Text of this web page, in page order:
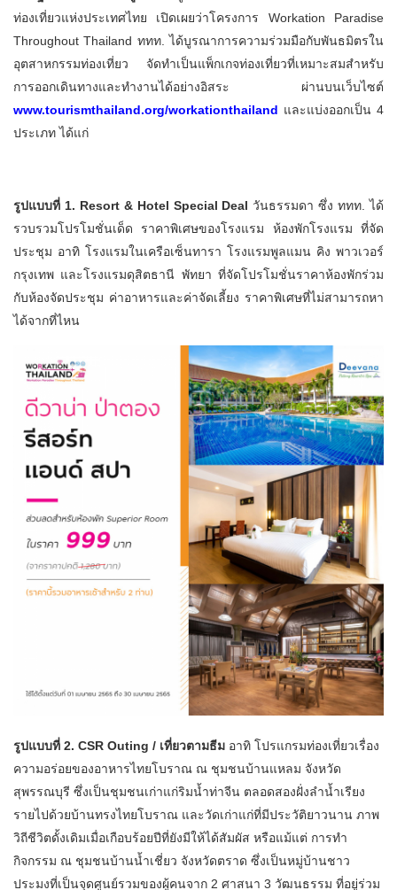
ท่องเที่ยวแห่งประเทศไทย เปิดเผยว่าโครงการ Workation Paradise
Throughout Thailand ททท. ได้บูรณาการความร่วมมือกับพันธมิตรใน
อุตสาหกรรมท่องเที่ยว จัดทำเป็นแพ็กเกจท่องเที่ยวที่เหมาะสมสำหรับ
การออกเดินทางและทำงานได้อย่างอิสระ ผ่านบนเว็บไซต์
www.tourismthailand.org/workationthailand และแบ่งออกเป็น 4
ประเภท ได้แก่
รูปแบบที่ 1. Resort & Hotel Special Deal วันธรรมดา ซึ่ง ททท. ได้
รวบรวมโปรโมชั่นเด็ด ราคาพิเศษของโรงแรม ห้องพักโรงแรม ที่จัด
ประชุม อาทิ โรงแรมในเครือเซ็นทารา โรงแรมพูลแมน คิง พาวเวอร์
กรุงเทพ และโรงแรมดุสิตธานี พัทยา ที่จัดโปรโมชั่นราคาห้องพักร่วม
กับห้องจัดประชุม ค่าอาหารและค่าจัดเลี้ยง ราคาพิเศษที่ไม่สามารถหา
ได้จากที่ไหน
รูปแบบที่ 2. CSR Outing / เที่ยวตามธีม อาทิ โปรแกรมท่องเที่ยวเรื่อง
ความอร่อยของอาหารไทยโบราณ ณ ชุมชนบ้านแหลม จังหวัด
สุพรรณบุรี ซึ่งเป็นชุมชนเก่าแก่ริมน้ำท่าจีน ตลอดสองฝั่งลำน้ำเรียง
รายไปด้วยบ้านทรงไทยโบราณ และวัดเก่าแก่ที่มีประวัติยาวนาน ภาพ
วิถีชีวิตดั้งเดิมเมื่อเกือบร้อยปีที่ยังมีให้ได้สัมผัส หรือแม้แต่ การทำ
กิจกรรม ณ ชุมชนบ้านน้ำเชี่ยว จังหวัดตราด ซึ่งเป็นหมู่บ้านชาว
ประมงที่เป็นจุดศูนย์รวมของผู้คนจาก 2 ศาสนา 3 วัฒนธรรม ที่อยู่ร่วม